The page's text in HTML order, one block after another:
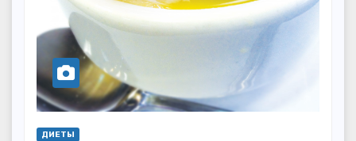
ДИЕТЫ